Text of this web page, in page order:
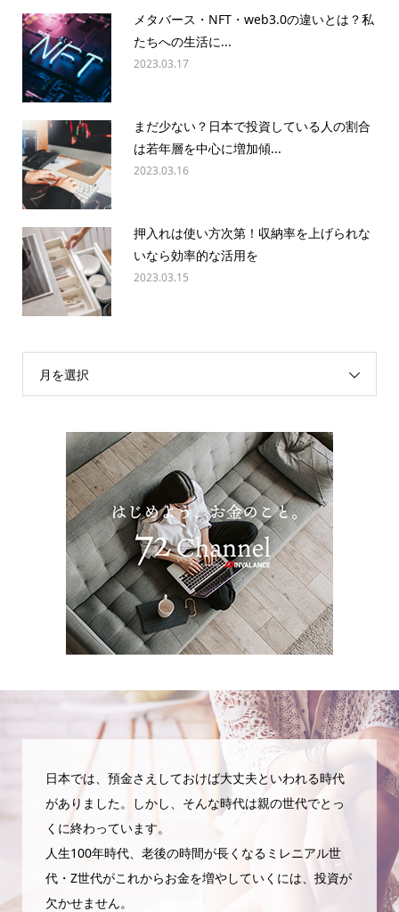
メタバース・NFT・web3.0の違いとは？私
たちへの生活に...
2023.03.17
まだ少ない？日本で投資している人の割合
は若年層を中心に増加傾...
2023.03.16
押入れは使い方次第！収納率を上げられな
いなら効率的な活用を
2023.03.15
月を選択
日本では、預金さえしておけば大丈夫といわれる時代
がありました。しかし、そんな時代は親の世代でとっ
くに終わっています。
人生100年時代、老後の時間が長くなるミレニアル世
代・Z世代がこれからお金を増やしていくには、投資が
欠かせません。